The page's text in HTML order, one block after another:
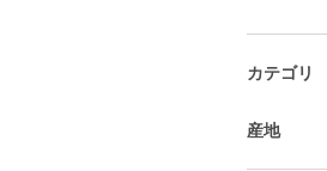
カテゴリ
産地